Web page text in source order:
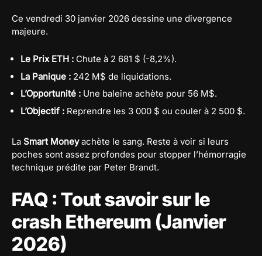
Ce vendredi 30 janvier 2026 dessine une divergence
majeure.
Le Prix ETH : Chute à 2 681 $ (-8,2%).
La Panique : 242 M$ de liquidations.
L’Opportunité : Une baleine achète pour 56 M$.
L’Objectif : Reprendre les 3 000 $ ou couler à 2 500 $.
La Smart Moneyachète le sang. Reste à voir si leurs
poches sont assez profondes pour stopper l’hémorragie
technique prédite par Peter Brandt.
FAQ : Tout savoir sur le
crash Ethereum (Janvier
2026)